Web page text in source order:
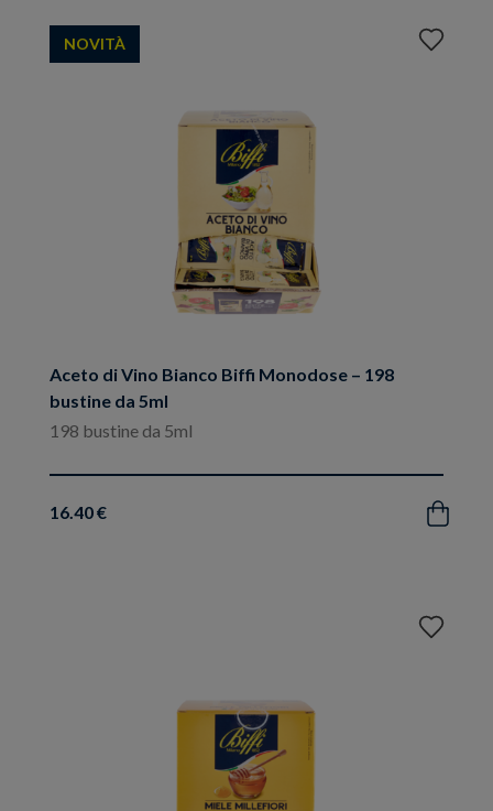
Aceto di Vino Bianco Biffi Monodose – 198
bustine da 5ml
198 bustine da 5ml
16.40 € Acquista
NOVITÀ
Aggiungi
Aggiungi